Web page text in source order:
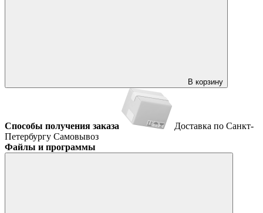
В корзину
Способы получения заказа
Доставка по Санкт-
Петербургу Самовывоз
Файлы и программы